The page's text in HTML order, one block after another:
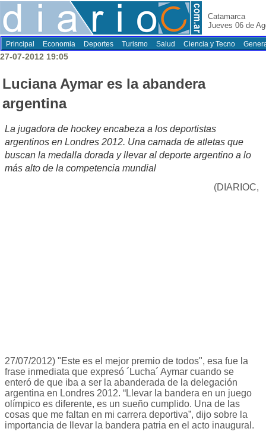
Catamarca
Jueves 06 de
Principal Economia Deportes Turismo Salud Ciencia y Tecno
27-07-2012 19:05
Luciana Aymar es la abandera
argentina
La jugadora de hockey encabeza a los deportistas
argentinos en Londres 2012. Una camada de atletas que
buscan la medalla dorada y llevar al deporte argentino a lo
más alto de la competencia mundial
(DIARIOC,
27/07/2012) "Este es el mejor premio de todos", esa fue la
frase inmediata que expresó ´Lucha´ Aymar cuando se
enteró de que iba a ser la abanderada de la delegación
argentina en Londres 2012. “Llevar la bandera en un juego
olímpico es diferente, es un sueño cumplido. Una de las
cosas que me faltan en mi carrera deportiva”, dijo sobre la
importancia de llevar la bandera patria en el acto inaugural.